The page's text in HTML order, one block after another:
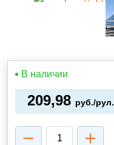
В наличии
209,98 руб./рул.